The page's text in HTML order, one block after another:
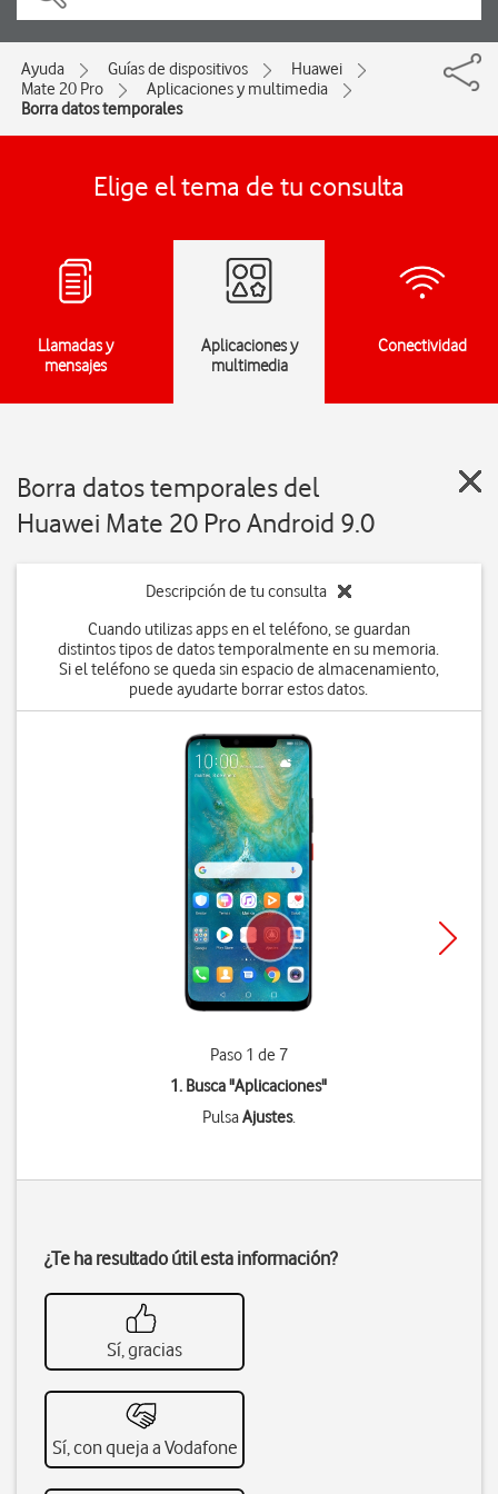
Ayuda Guías de dispositivos
Huawei
Mate 20 Pro
Aplicaciones y multimedia
Borra datos temporales
Elige el tema de tu consulta
Llamadas y
mensajes
Aplicaciones y
multimedia
Conectividad
Borra datos temporales del
Huawei Mate 20 Pro Android 9.0
Descripción de tu consulta
Cuando utilizas apps en el teléfono, se guardan
distintos tipos de datos temporalmente en su memoria.
Si el teléfono se queda sin espacio de almacenamiento,
puede ayudarte borrar estos datos.
Paso 1 de 7
1. Busca "Aplicaciones"
PulsaAjustes.
¿Te ha resultado útil esta información?
Sí, gracias
Sí, con queja a Vodafone